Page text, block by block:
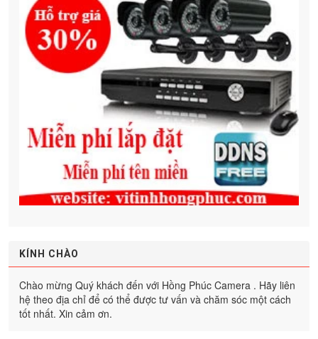
KÍNH CHÀO
Chào mừng Quý khách đến với Hồng Phúc Camera . Hãy liên
hệ theo địa chỉ để có thể được tư vấn và chăm sóc một cách
tốt nhất. Xin cảm ơn.